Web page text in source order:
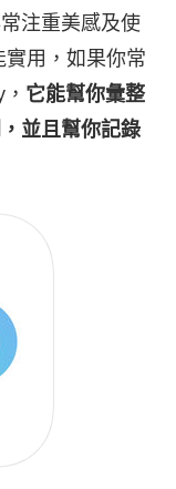
注重美感及使
用，如果你常
它能幫你彙整
並且幫你記錄